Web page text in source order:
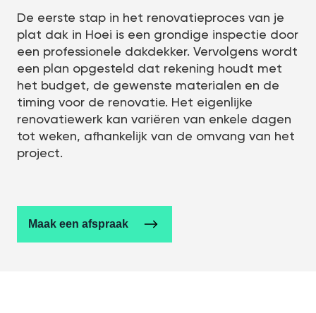
De eerste stap in het renovatieproces van je
plat dak in Hoei is een grondige inspectie door
een professionele dakdekker. Vervolgens wordt
een plan opgesteld dat rekening houdt met
het budget, de gewenste materialen en de
timing voor de renovatie. Het eigenlijke
renovatiewerk kan variëren van enkele dagen
tot weken, afhankelijk van de omvang van het
project.
Maak een afspraak